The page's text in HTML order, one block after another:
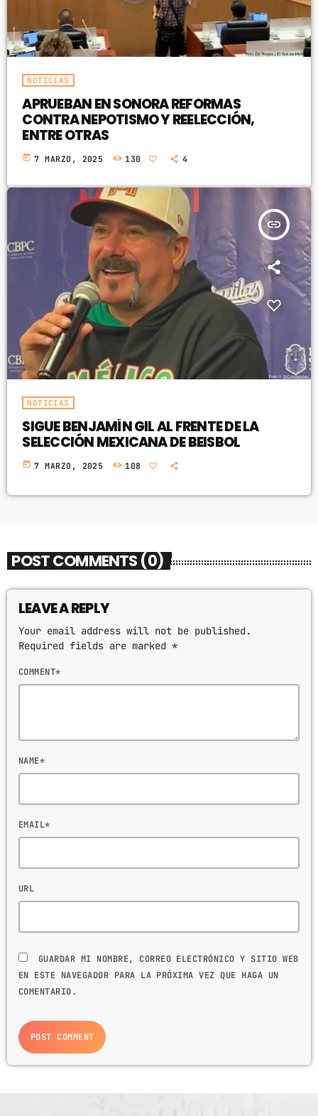
NOTICIAS
APRUEBAN EN SONORA REFORMAS
CONTRA NEPOTISMO Y REELECCIÓN,
ENTRE OTRAS
today 7 MARZO, 2025 130 4
insert_link
NOTICIAS
SIGUE BENJAMÍN GIL AL FRENTE DE LA
SELECCIÓN MEXICANA DE BEISBOL
today 7 MARZO, 2025 108
POST COMMENTS (0)
LEAVE A REPLY
Your email address will not be published.
Required fields are marked *
COMMENT*
NAME*
EMAIL*
URL
GUARDAR MI NOMBRE, CORREO ELECTRÓNICO Y SITIO WEB
EN ESTE NAVEGADOR PARA LA PRÓXIMA VEZ QUE HAGA UN
COMENTARIO.